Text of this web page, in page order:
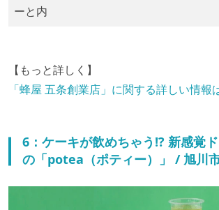
ーと内
【もっと詳しく】
「蜂屋 五条創業店」に関する詳しい情報
6：ケーキが飲めちゃう!? 新感覚
の「potea（ポティー）」 / 旭川